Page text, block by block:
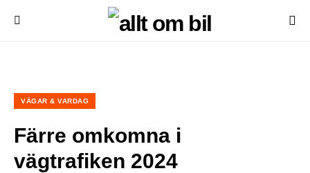
VÄGAR & VARDAG
Färre omkomna i
vägtrafiken 2024